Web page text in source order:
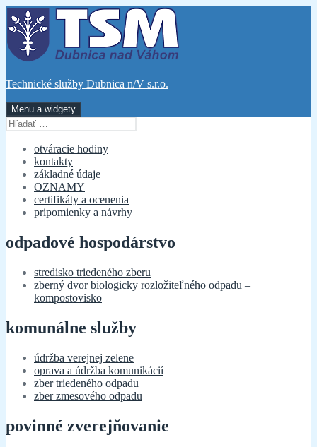
Preskočiť
na
obsah
Technické služby Dubnica n/V s.r.o.
Menu a widgety
Hľadať:
otváracie hodiny
kontakty
základné údaje
OZNAMY
certifikáty a ocenenia
pripomienky a návrhy
odpadové hospodárstvo
stredisko triedeného zberu
zberný dvor biologicky rozložiteľného odpadu –
kompostovisko
komunálne služby
údržba verejnej zelene
oprava a údržba komunikácií
zber triedeného odpadu
zber zmesového odpadu
povinné zverejňovanie